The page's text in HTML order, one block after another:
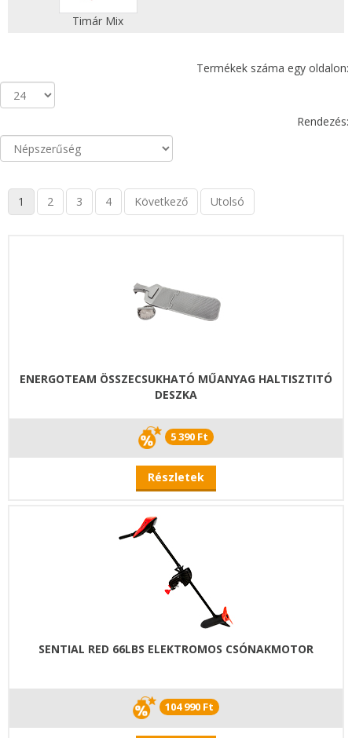
Timár Mix
Termékek száma egy oldalon:
Rendezés:
1 2 3 4 Következő Utolsó
ENERGOTEAM ÖSSZECSUKHATÓ MŰANYAG HALTISZTITÓ
DESZKA
5 390 Ft
Részletek
SENTIAL RED 66LBS ELEKTROMOS CSÓNAKMOTOR
104 990 Ft